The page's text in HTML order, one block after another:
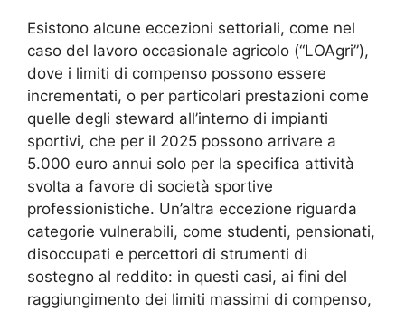
Esistono alcune eccezioni settoriali, come nel
caso del lavoro occasionale agricolo (“LOAgri”),
dove i limiti di compenso possono essere
incrementati, o per particolari prestazioni come
quelle degli steward all’interno di impianti
sportivi, che per il 2025 possono arrivare a
5.000 euro annui solo per la specifica attività
svolta a favore di società sportive
professionistiche. Un’altra eccezione riguarda
categorie vulnerabili, come studenti, pensionati,
disoccupati e percettori di strumenti di
sostegno al reddito: in questi casi, ai fini del
raggiungimento dei limiti massimi di compenso,